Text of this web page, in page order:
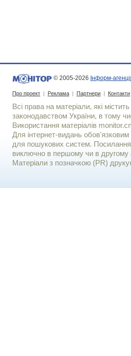
© 2005-2026 Інформ-
Про проект | Реклама | Партнери | Контакти
Всі права на матеріали, які
законодавством України, в тому
Використання матерiалiв
Для iнтернет-видань обов'язковим
для пошукових систем. Посилання
виключно в першому чи в другому
Матеріали з позначкою (PR)